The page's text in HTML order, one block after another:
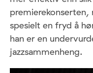
spesielt en fryd å
han er en
jazzsammenheng.